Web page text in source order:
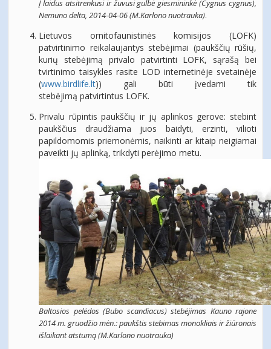
Į laidus atsitrenkusi ir žuvusi gulbė giesmininkė (Cygnus cygnus),
Nemuno delta, 2014-04-06 (M.Karlono nuotrauka).
Lietuvos ornitofaunistinės komisijos (LOFK)
patvirtinimo reikalaujantys stebėjimai (paukščių rūšių,
kurių stebėjimą privalo patvirtinti LOFK, sąrašą bei
tvirtinimo taisyklesrasite LOD internetinėje svetainėje
(www.birdlife.lt)) gali būti įvedami tik
stebėjimą patvirtintus LOFK.
Privalu rūpintis paukščių ir jų aplinkos gerove: stebint
paukščius draudžiama juos baidyti, erzinti, vilioti
papildomomis priemonėmis, naikinti ar kitaip neigiamai
paveikti jų aplinką,trikdyti perėjimo metu.
Baltosios pelėdos (Bubo scandiacus) stebėjimas Kauno rajone
2014 m. gruodžio mėn.: paukštis stebimas monokliais ir žiūronais
išlaikant atstumą (M.Karlono nuotrauka)